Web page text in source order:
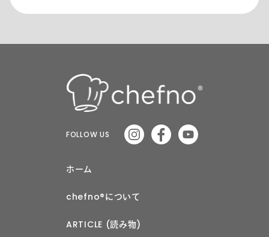
FOLLOW US
ホーム
chefno®︎について
ARTICLE (読み物)